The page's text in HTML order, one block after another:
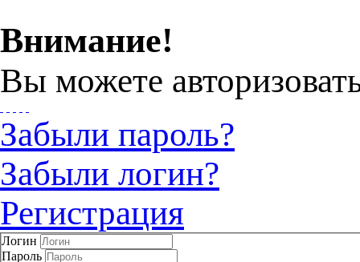
Внимание!
Вы можете
Забыли пароль?
Забыли логин?
Регистрация
Логин
Пароль